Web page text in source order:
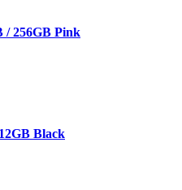
/ 256GB Pink
Black